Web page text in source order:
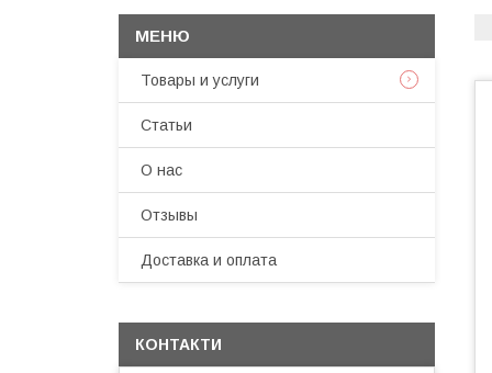
Товары и услуги
Статьи
О нас
Отзывы
Доставка и оплата
КОНТАКТИ